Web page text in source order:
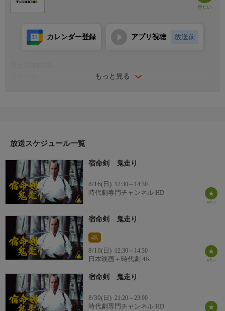
もっと見る
カレンダー登録 アプリ視聴 放送前
ち上がるが…。
放送スケジュール一覧
宿命剣 鬼走り
8/16(日) 12:30～14:30
時代劇専門チャンネル HD
宿命剣 鬼走り
4K
8/16(日) 12:30～14:30
日本映画＋時代劇 4K
宿命剣 鬼走り
8/30(日) 21:20～23:00
時代劇専門チャンネル HD